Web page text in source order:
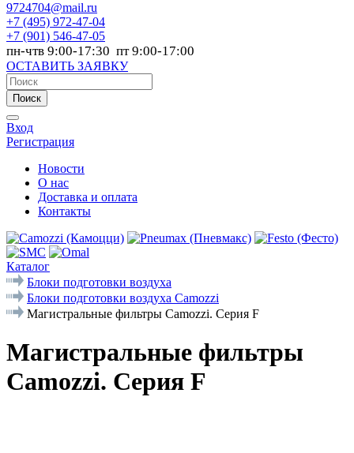
9724704@mail.ru
+7 (495) 972-47-04
+7 (901) 546-47-05
пн-чтв 9:00-17:30 пт 9:00-17:00
ОСТАВИТЬ ЗАЯВКУ
Поиск
Вход
Регистрация
Новости
О нас
Доставка и оплата
Контакты
Каталог
Блоки подготовки воздуха
Блоки подготовки воздуха Camozzi
Магистральные фильтры Camozzi. Серия F
Магистральные фильтры
Camozzi. Серия F